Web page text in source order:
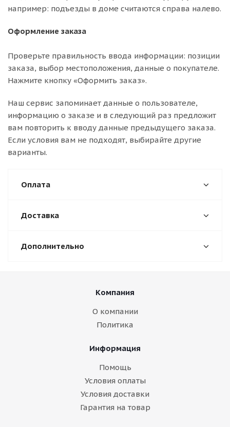
например: подъезды в доме считаются справа налево.
Оформление заказа
Проверьте правильность ввода информации: позиции
заказа, выбор местоположения, данные о покупателе.
Нажмите кнопку «Оформить заказ».
Наш сервис запоминает данные о пользователе,
информацию о заказе и в следующий раз предложит
вам повторить к вводу данные предыдущего заказа.
Если условия вам не подходят, выбирайте другие
варианты.
Оплата
Доставка
Дополнительно
Компания
О компании
Политика
Информация
Помощь
Условия оплаты
Условия доставки
Гарантия на товар